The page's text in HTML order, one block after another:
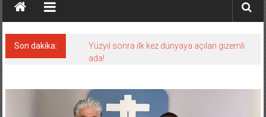
Son dakika:
Yüzyıl sonra ilk kez dünyaya açılan gizemli
ada!